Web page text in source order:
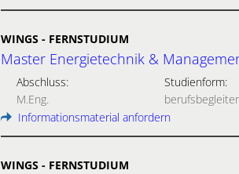
WINGS - FERNSTUDIUM
Master Energietechnik &
Abschluss:
M.Eng.
Studienform:
Informationsmaterial anfordern
WINGS - FERNSTUDIUM